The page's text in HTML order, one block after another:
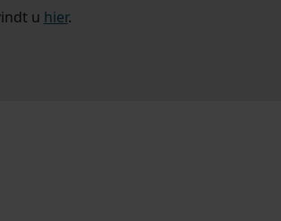
u hier.